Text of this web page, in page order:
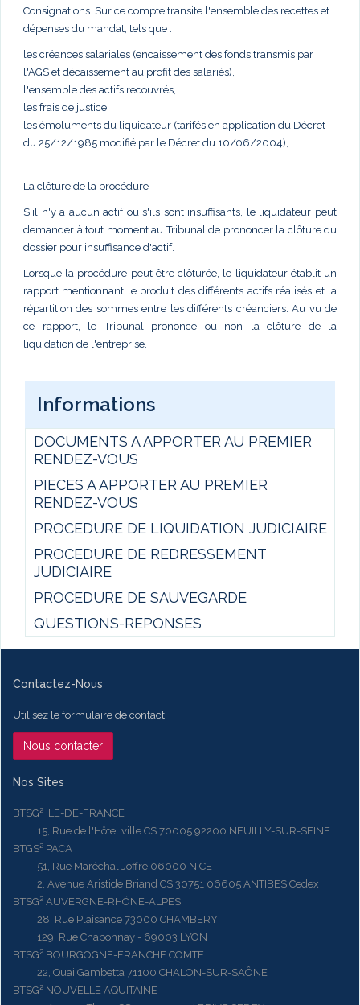
Consignations. Sur ce compte transite l'ensemble des recettes et
dépenses du mandat, tels que :
les créances salariales (encaissement des fonds transmis par
l'AGS et décaissement au profit des salariés),
l'ensemble des actifs recouvrés,
les frais de justice,
les émoluments du liquidateur (tarifés en application du Décret
du 25/12/1985 modifié par le Décret du 10/06/2004),
La clôture de la procédure
S'il n'y a aucun actif ou s'ils sont insuffisants, le liquidateur peut
demander à tout moment au Tribunal de prononcer la clôture du
dossier pour insuffisance d'actif.
Lorsque la procédure peut être clôturée, le liquidateur établit un
rapport mentionnant le produit des différents actifs réalisés et la
répartition des sommes entre les différents créanciers. Au vu de
ce rapport, le Tribunal prononce ou non la clôture de la
liquidation de l'entreprise.
Informations
DOCUMENTS A APPORTER AU PREMIER
RENDEZ-VOUS
PIECES A APPORTER AU PREMIER
RENDEZ-VOUS
PROCEDURE DE LIQUIDATION JUDICIAIRE
PROCEDURE DE REDRESSEMENT
JUDICIAIRE
PROCEDURE DE SAUVEGARDE
QUESTIONS-REPONSES
Contactez-Nous
Utilisez le formulaire de contact
Nous contacter
Nos Sites
BTSG² ILE-DE-FRANCE
15, Rue de l'Hôtel ville CS 70005 92200 NEUILLY-SUR-SEINE
BTGS² PACA
51, Rue Maréchal Joffre 06000 NICE
2, Avenue Aristide Briand CS 30751 06605 ANTIBES Cedex
BTSG² AUVERGNE-RHÔNE-ALPES
28, Rue Plaisance 73000 CHAMBERY
129, Rue Chaponnay - 69003 LYON
BTSG² BOURGOGNE-FRANCHE COMTE
22, Quai Gambetta 71100 CHALON-SUR-SAÔNE
BTSG² NOUVELLE AQUITAINE